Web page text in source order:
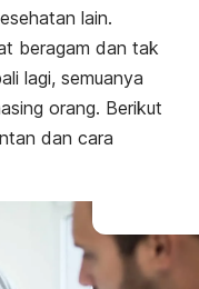
lain.
beragam dan tak
lagi, semuanya
orang. Berikut
dan cara